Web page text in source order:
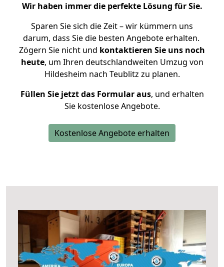
Wir haben immer die perfekte Lösung für Sie.
Sparen Sie sich die Zeit – wir kümmern uns
darum, dass Sie die besten Angebote erhalten.
Zögern Sie nicht und kontaktieren Sie uns noch
heute, um Ihren deutschlandweiten Umzug von
Hildesheim nach Teublitz zu planen.
Füllen Sie jetzt das Formular aus, und erhalten
Sie kostenlose Angebote.
Kostenlose Angebote erhalten